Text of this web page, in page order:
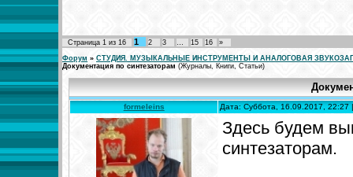
Страница 1 из 16 1 2 3 … 15 16
»
Форум » СТУДИЯ. МУЗЫКАЛЬНЫЕ ИНСТРУМЕНТЫ И АНАЛОГОВАЯ
Документация по синтезаторам (Журналы, Книги, Статьи)
formeleins Дата: Суббота, 16.09.2017,
Здесь будем
синтезаторам.